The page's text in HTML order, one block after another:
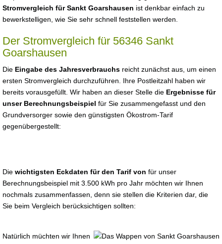
Stromvergleich für Sankt Goarshausen ist denkbar einfach zu
bewerkstelligen, wie Sie sehr schnell feststellen werden.
Der Stromvergleich für 56346 Sankt
Goarshausen
Die Eingabe des Jahresverbrauchs reicht zunächst aus, um einen
ersten Stromvergleich durchzuführen. Ihre Postleitzahl haben wir
bereits vorausgefüllt. Wir haben an dieser Stelle die Ergebnisse für
unser Berechnungsbeispiel für Sie zusammengefasst und den
Grundversorger sowie den günstigsten Ökostrom-Tarif
gegenübergestellt:
Die wichtigsten Eckdaten für den Tarif von für unser
Berechnungsbeispiel mit 3.500 kWh pro Jahr möchten wir Ihnen
nochmals zusammenfassen, denn sie stellen die Kriterien dar, die
Sie beim Vergleich berücksichtigen sollten:
Natürlich müchten wir Ihnen